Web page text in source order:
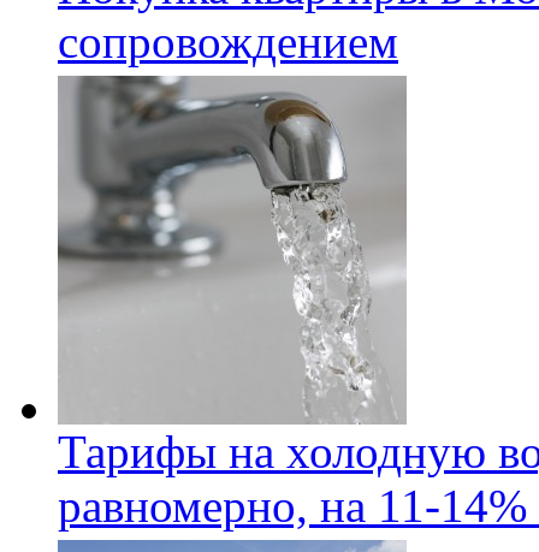
сопровождением
Тарифы на холодную
равномерно, на 11-14%